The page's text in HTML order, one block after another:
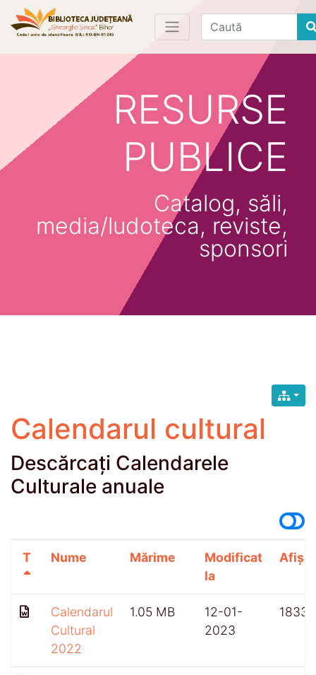
Find
RESURSE
PUBLICE
Catalog, săli,
media/ludoteca, reviste,
sponsori
Calendarul cultural
Descărcați Calendarele
Culturale anuale
T Nume Mărime
Modificat
la
Calendarul
Cultural
2022
1.05 MB
12-01-
2023
1833